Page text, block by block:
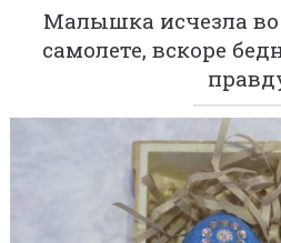
Малышка исчезла
самолете, вскоре